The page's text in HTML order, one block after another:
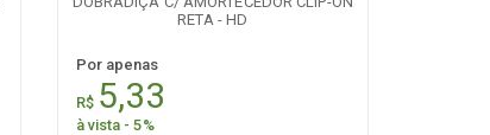
RETA - HD
Por apenas
R$ 5,33
à vista - 5%